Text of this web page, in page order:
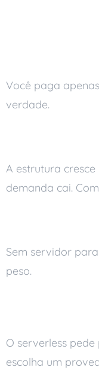
Você paga
verdade.
A estrutura
demanda cai.
Sem servidor
peso.
O serverless
escolha um